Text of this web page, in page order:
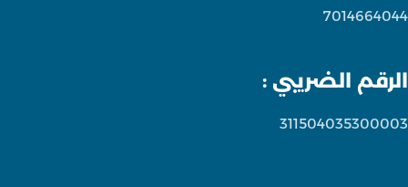
7014664044
الرقم الضريبي :
311504035300003